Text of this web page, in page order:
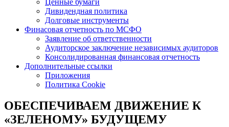
Дивидендная политика
Долговые инструменты
Финасовая отчетность по МСФО
Заявление об ответственности
Аудиторское заключение независимых аудиторов
Консолидированная финансовая отчетность
Дополнительные ссылки
Приложения
Политика Cookie
ОБЕСПЕЧИВАЕМ ДВИЖЕНИЕ К
«ЗЕЛЕНОМУ» БУДУЩЕМУ